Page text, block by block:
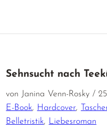
Sehnsucht nach
von Janina Venn-Rosky /
E-Book, Hardcover,
Belletristik, Liebesroman